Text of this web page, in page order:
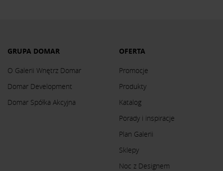
GRUPA DOMAR
O Galerii Wnętrz Domar
Domar Development
Domar Spółka Akcyjna
OFERTA
Promocje
Produkty
Katalog
Porady i inspiracje
Plan Galerii
Sklepy
Noc z Designem